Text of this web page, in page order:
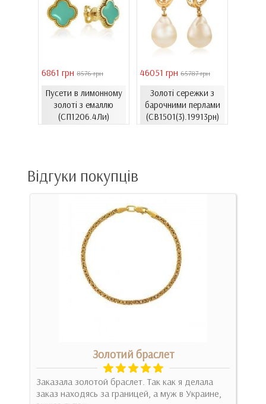
6861 грн 8576 грн
Пусети в лимонному
золоті з емаллю
(СП1206.4Ли)
46051 грн 65787 грн
Золоті сережки з
барочними перлами
(СВ1501(3).19913рн)
Відгуки покупців
Золотий браслет
Заказала золотой браслет. Так как я делала
заказ находясь за границей, а муж в Украине,